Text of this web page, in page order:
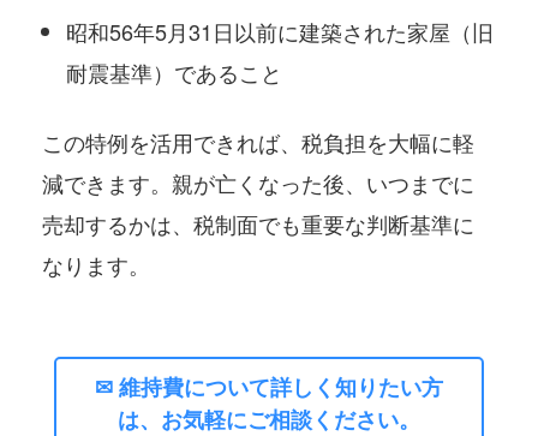
昭和56年5月31日以前に建築された家屋（旧
耐震基準）であること
この特例を活用できれば、税負担を大幅に軽
減できます。親が亡くなった後、いつまでに
売却するかは、税制面でも重要な判断基準に
なります。
✉ 維持費について詳しく知りたい方
は、お気軽にご相談ください。